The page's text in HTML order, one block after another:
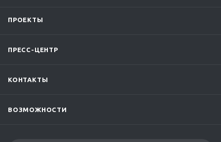
ПРОЕКТЫ
ПРЕСС-ЦЕНТР
КОНТАКТЫ
ВОЗМОЖНОСТИ